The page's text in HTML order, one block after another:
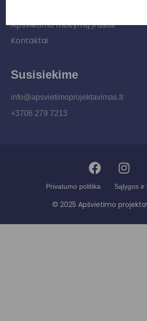
Apšvietimo mokymų įrašas
Kontaktai
Susisiekime
info@apsvietimoprojektavimas.lt
+3706 279 7213
Privatumo politika Sąlygos ir
© 2025 Apšvietimo